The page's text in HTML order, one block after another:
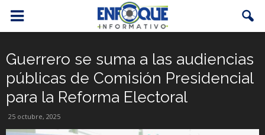
Guerrero se suma a las audiencias
públicas de Comisión Presidencial
para la Reforma Electoral
25 octubre, 2025